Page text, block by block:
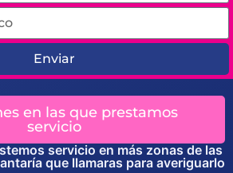
Enviar
en las que prestamos
servicio
servicio en más zonas de las
que llamaras para averiguarlo